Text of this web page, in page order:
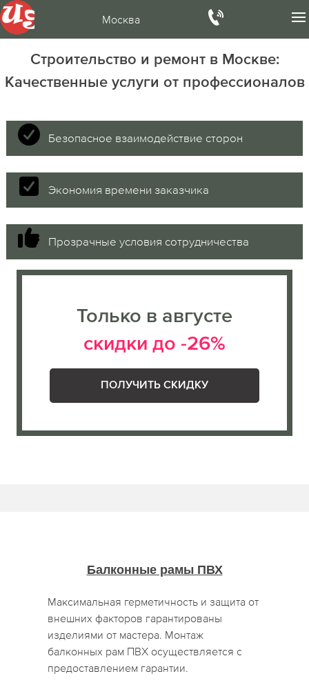
Москва
Строительство и ремонт в Москве:
Качественные услуги от профессионалов
Безопасное взаимодействие сторон
Экономия времени заказчика
Прозрачные условия сотрудничества
Только в августе
скидки до -26%
ПОЛУЧИТЬ СКИДКУ
Балконные рамы ПВХ
Максимальная герметичность и защита от
внешних факторов гарантированы
изделиями от мастера. Монтаж
балконных рам ПВХ осуществляется с
предоставлением гарантии.